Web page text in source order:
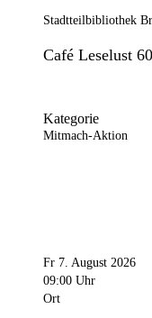
Stadtteilbibliothek
Café Leselust
Kategorie
Mitmach-Aktion
Fr 7. August 2026
09:00 Uhr
Ort